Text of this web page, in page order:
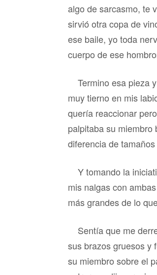
algo de sarcasmo, te
sirvió otra copa de
ese baile, yo toda
cuerpo de ese
Termino esa pieza
muy tierno en mis
quería reaccionar
palpitaba su
diferencia de
Y tomando la
mis nalgas con
más grandes de lo
Sentía que me
sus brazos gruesos y
su miembro sobre el